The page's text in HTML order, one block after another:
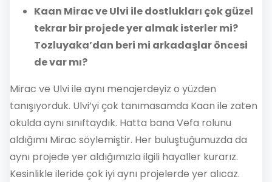
Kaan Mirac ve Ulvi ile dostlukları çok güzel
tekrar bir projede yer almak isterler mi?
Tozluyaka’dan beri mi arkadaşlar öncesi
de var mı?
Mirac ve Ulvi ile aynı menajerdeyiz o yüzden
tanışıyorduk. Ulvi’yi çok tanımasamda Kaan ile zaten
okulda aynı sınıftaydık. Hatta bana Vefa rolunu
aldığımı Mirac söylemiştir. Her buluştuğumuzda da
aynı projede yer aldığımızla ilgili hayaller kurarız.
Kesinlikle ileride çok iyi aynı projelerde yer alıcaz.